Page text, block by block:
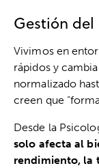
Gestión del
Vivimos en
rápidos y
normalizado
creen que
Desde la
solo afecta al
rendimiento, la